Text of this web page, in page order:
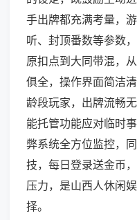
手出牌都充满考量，
听、封顶番数等参数
原扣点到大同带混，
俱全，操作界面简洁
龄段玩家，出牌流畅
能托管功能应对临时
弊系统全方位监控，
技，每日登录送金币
压力，是山西人休闲
择。